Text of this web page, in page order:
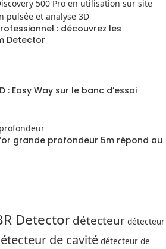
: découvrez les
Detector
: Easy Way sur le banc d’essai
grande profondeur 5m répond au
Detectordétecteur détecteur
de cavité détecteur de